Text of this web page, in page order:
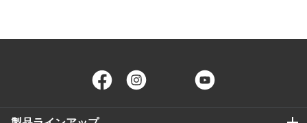
Facebook Twitter